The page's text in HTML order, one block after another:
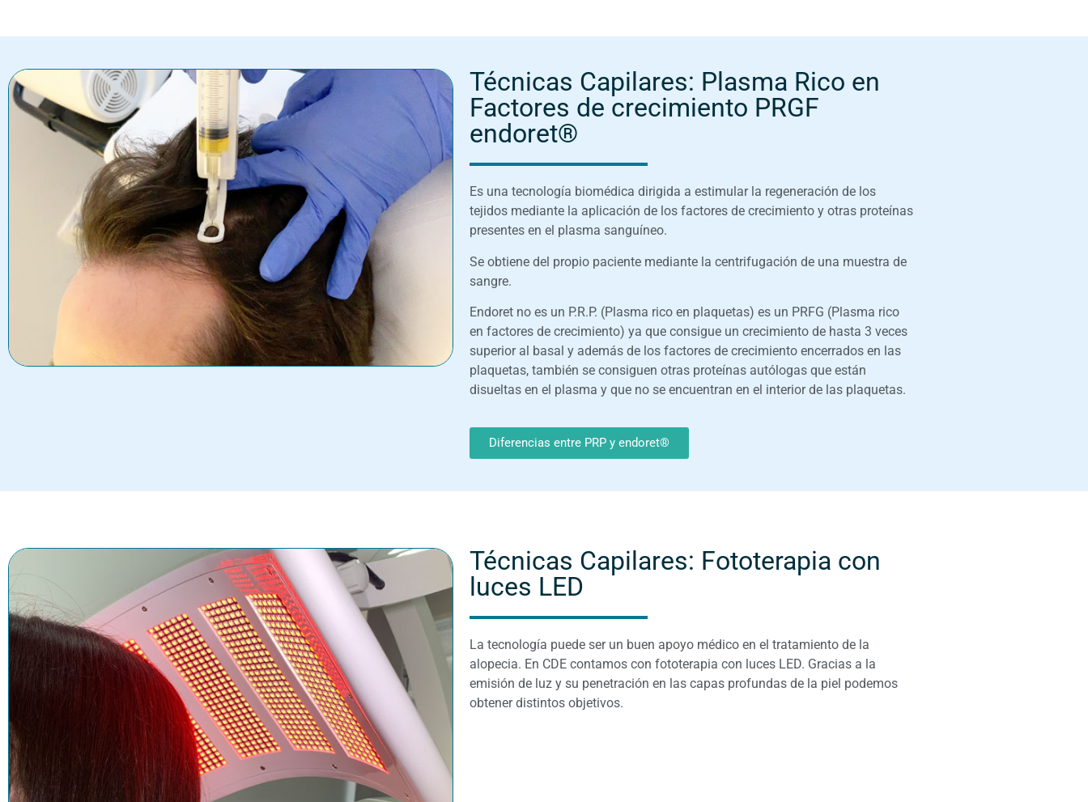
Técnicas Capilares: Plasma Rico en
Factores de crecimiento PRGF
endoret®
Es una tecnología biomédica dirigida a estimular la regeneración de los
tejidos mediante la aplicación de los factores de crecimiento y otras proteínas
presentes en el plasma sanguíneo.
Se obtiene del propio paciente mediante la centrifugación de una muestra de
sangre.
Endoret no es un P.R.P. (Plasma rico en plaquetas) es un PRFG (Plasma rico
en factores de crecimiento) ya que consigue un crecimiento de hasta 3 veces
superior al basal y además de los factores de crecimiento encerrados en las
plaquetas, también se consiguen otras proteínas autólogas que están
disueltas en el plasma y que no se encuentran en el interior de las plaquetas.
Diferencias entre PRP y endoret®
Técnicas Capilares: Fototerapia con
luces LED
La tecnología puede ser un buen apoyo médico en el tratamiento de la
alopecia. En CDE contamos con fototerapia con luces LED. Gracias a la
emisión de luz y su penetración en las capas profundas de la piel podemos
obtener distintos objetivos.